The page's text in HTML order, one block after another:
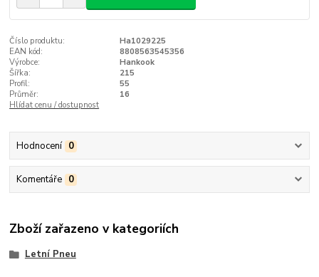
Číslo produktu:
Ha1029225
EAN kód:
8808563545356
Výrobce:
Hankook
Šířka:
215
Profil:
55
Průměr:
16
Hlídat cenu / dostupnost
Hodnocení 0
Komentáře 0
Zboží zařazeno v kategoriích
Letní Pneu